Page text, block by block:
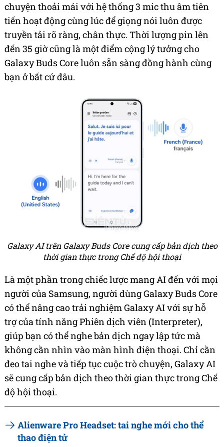
chuyện thoải mái với hệ thống 3 mic thu âm tiên
tiến hoạt động cùng lúc để giọng nói luôn được
truyền tải rõ ràng, chân thực. Thời lượng pin lên
đến 35 giờ cũng là một điểm cộng lý tưởng cho
Galaxy Buds Core luôn sẵn sàng đồng hành cùng
bạn ở bất cứ đâu.
Galaxy AI trên Galaxy Buds Core cung cấp bản dịch theo
thời gian thực trong Chế độ hội thoại
Là một phần trong chiếc lược mang AI đến với mọi
người của Samsung, người dùng Galaxy Buds Core
có thể nâng cao trải nghiệm Galaxy AI với sự hỗ
trợ của tính năng Phiên dịch viên (Interpreter),
giúp bạn có thể nghe bản dịch ngay lập tức mà
không cần nhìn vào màn hình điện thoại. Chỉ cần
đeo tai nghe và tiếp tục cuộc trò chuyện, Galaxy AI
sẽ cung cấp bản dịch theo thời gian thực trong Chế
độ hội thoại.
Alienware Pro Headset: tai nghe mới cho thể
thao điện tử